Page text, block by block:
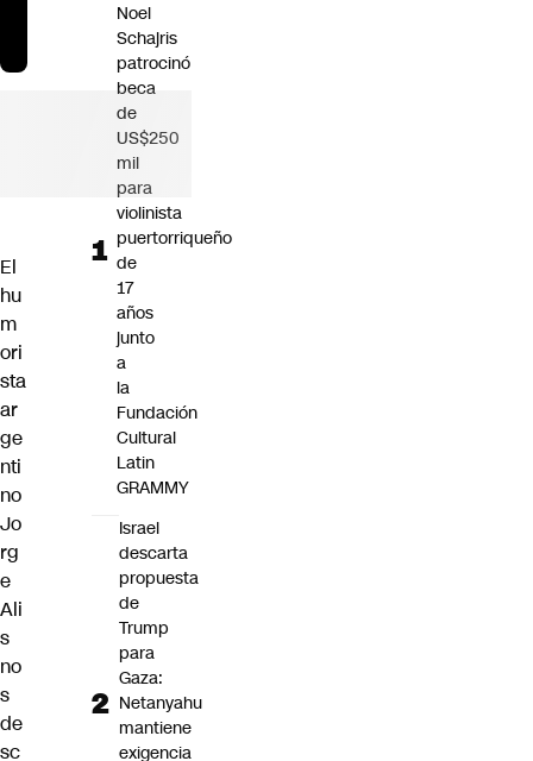
El
hu
m
ori
sta
ar
ge
nti
no
Jo
rg
e
Ali
s
no
s
de
sc
Noel
Schajris
patrocinó
beca
de
US$250
mil
para
violinista
puertorriqueño
de
17
años
junto
a
la
Fundación
Cultural
Latin
GRAMMY
Israel
descarta
propuesta
de
Trump
para
Gaza:
Netanyahu
mantiene
exigencia